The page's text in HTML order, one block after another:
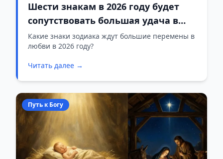
Шести знакам в 2026 году будет
сопутствовать большая удача в
любви
Какие знаки зодиака ждут большие перемены в
любви в 2026 году?
Читать далее →
Путь к Богу